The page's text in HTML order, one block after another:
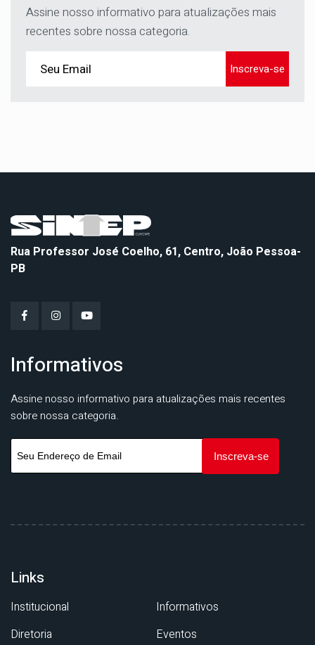
Assine nosso informativo para atualizações mais
recentes sobre nossa categoria.
Inscreva-se
Rua Professor José Coelho, 61, Centro, João Pessoa-
PB
Informativos
Assine nosso informativo para atualizações mais recentes
sobre nossa categoria.
Links
Institucional
Diretoria
Informativos
Eventos